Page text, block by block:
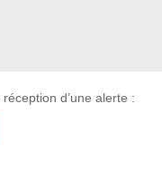
d’une alerte :